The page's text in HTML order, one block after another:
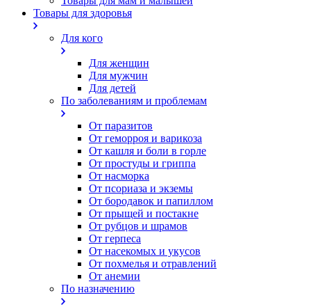
Товары для здоровья
Для кого
Для женщин
Для мужчин
Для детей
По заболеваниям и проблемам
От паразитов
Oт геморроя и варикоза
От кашля и боли в горле
От простуды и гриппа
От насморка
Oт псориаза и экземы
От бородавок и папиллом
От прыщей и постакне
От рубцов и шрамов
От герпеса
От насекомых и укусов
От похмелья и отравлений
От анемии
По назначению